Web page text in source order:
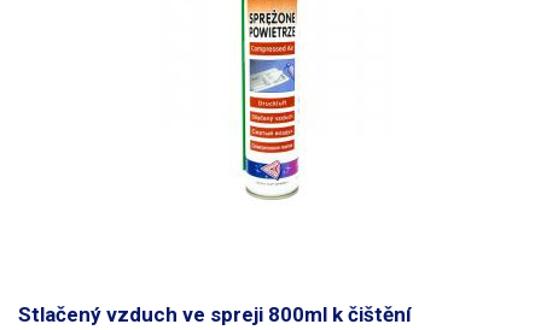
Stlačený vzduch ve spreji 800ml k čištění